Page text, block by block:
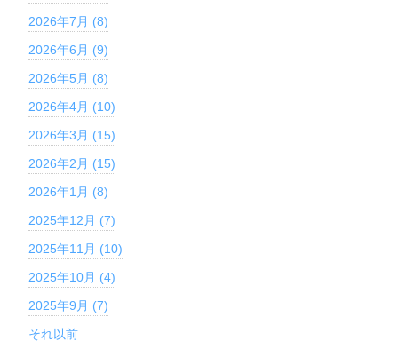
2026年7月 (8)
2026年6月 (9)
2026年5月 (8)
2026年4月 (10)
2026年3月 (15)
2026年2月 (15)
2026年1月 (8)
2025年12月 (7)
2025年11月 (10)
2025年10月 (4)
2025年9月 (7)
それ以前